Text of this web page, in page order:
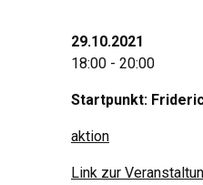
29.10.2021
18:00 - 20:00
Startpunkt:
aktion
Link zur